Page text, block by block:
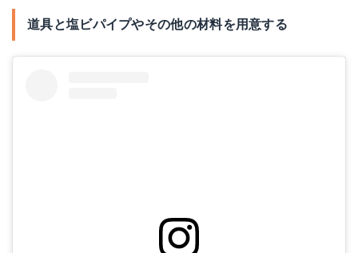
道具と塩ビパイプやその他の材料を用意する